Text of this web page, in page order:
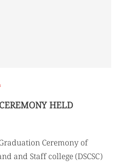
HELD
Ceremony of
and Staff college (DSCSC)